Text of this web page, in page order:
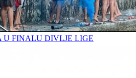
U FINALU DIVLJE LIGE